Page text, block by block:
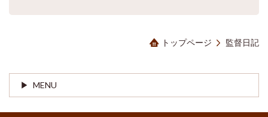
トップページ 監督日記
MENU